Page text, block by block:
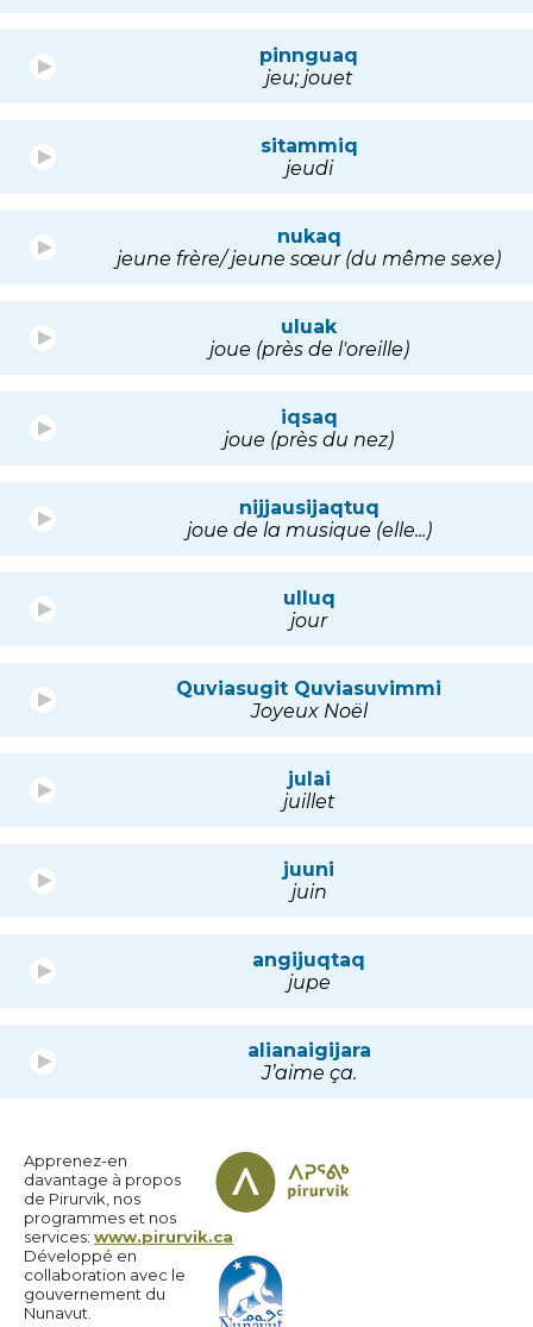
pinnguaq
jeu; jouet
sitammiq
jeudi
nukaq
jeune frère/ jeune sœur (du même sexe)
uluak
joue (près de l'oreille)
iqsaq
joue (près du nez)
nijjausijaqtuq
joue de la musique (elle...)
ulluq
jour
Quviasugit Quviasuvimmi
Joyeux Noël
julai
juillet
juuni
juin
angijuqtaq
jupe
alianaigijara
J’aime ça.
Apprenez-en
davantage à propos
de Pirurvik, nos
programmes et nos
services: www.pirurvik.ca
Développé en
collaboration avec le
gouvernement du
Nunavut.